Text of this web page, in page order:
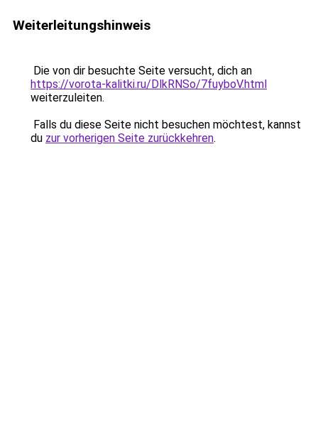
Weiterleitungshinweis
Die von dir besuchte Seite versucht, dich an
https://vorota-kalitki.ru/DlkRNSo/7fuyboV.html
weiterzuleiten.
Falls du diese Seite nicht besuchen möchtest, kannst
du zur vorherigen Seite zurückkehren.